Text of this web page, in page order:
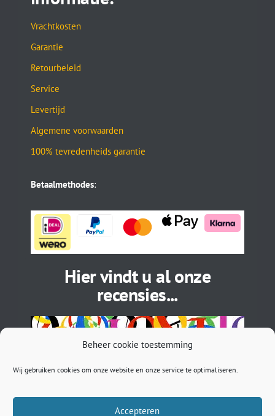
Beheer cookie toestemming
Wij gebruiken cookies om onze website en onze service te optimaliseren.
Accepteren
Vrachtkosten
Garantie
Retourbeleid
Service
Levertijd
Algemene voorwaarden
100% tevredenheids garantie
Betaalmethodes:
Hier vindt u al onze
recensies...